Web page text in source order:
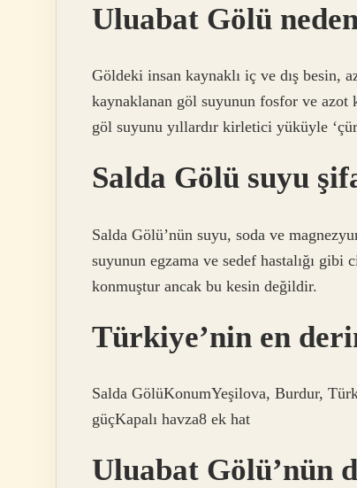
Uluabat Gölü
Göldeki insan kaynaklı iç ve dış besin,
kaynaklanan göl suyunun fosfor ve azot
göl suyunu yıllardır kirletici yüküyle
Salda Gölü suyu
Salda Gölü’nün suyu, soda ve
suyunun egzama ve sedef hastalığı gibi
konmuştur ancak bu kesin değildir.
Türkiye’nin en
Salda GölüKonumYeşilova, Burdur,
güçKapalı havza8 ek hat
Uluabat Gölü’nün